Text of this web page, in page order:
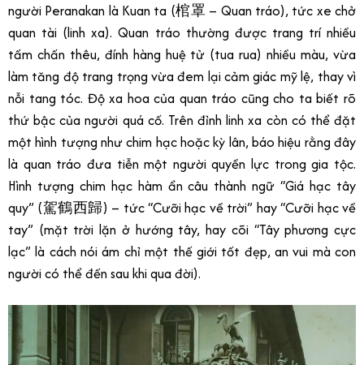
người Peranakan là Kuan ta (棺罩 – Quan tráo), tức xe chở
quan tài (linh xa). Quan tráo thường được trang trí nhiều
tấm chấn thêu, đính hàng huệ tử (tua rua) nhiều màu, vừa
làm tăng độ trang trọng vừa đem lại cảm giác mỹ lệ, thay vì
nỗi tang tóc. Độ xa hoa của quan tráo cũng cho ta biết rõ
thứ bậc của người quá cố. Trên đỉnh linh xa còn có thể đặt
một hình tượng như chim hạc hoặc kỳ lân, báo hiệu rằng đây
là quan tráo đưa tiễn một người quyền lực trong gia tộc.
Hình tượng chim hạc hàm ẩn câu thành ngữ “Giá hạc tây
quy” (駕鶴西歸) – tức “Cưỡi hạc về trời” hay “Cưỡi hạc về
tay” (mặt trời lặn ở hướng tây, hay cõi “Tây phương cực
lạc” là cách nói ám chỉ một thế giới tốt đẹp, an vui mà con
người có thể đến sau khi qua đời).